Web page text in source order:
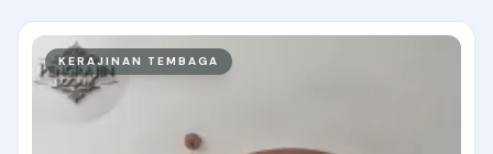
KERAJINAN TEMBAGA